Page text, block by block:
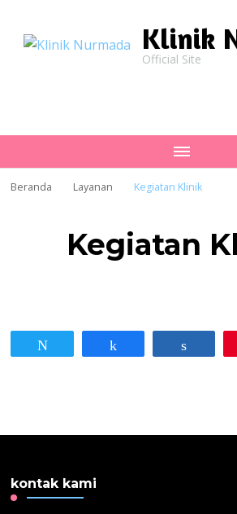
Klinik
Official Site
Beranda Layanan Kegiatan Klinik
Kegiatan
kontak kami